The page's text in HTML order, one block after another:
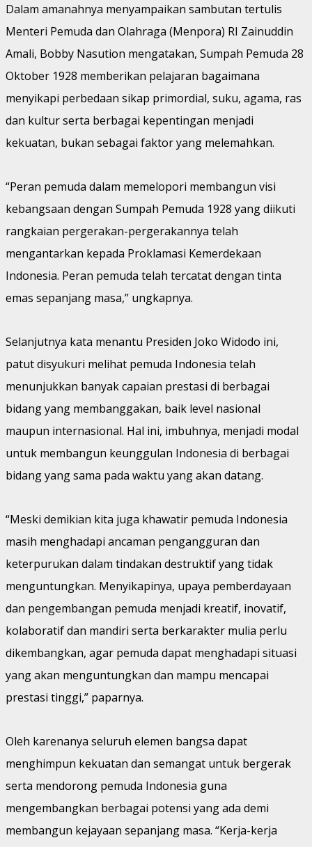
Dalam amanahnya menyampaikan sambutan tertulis
Menteri Pemuda dan Olahraga (Menpora) RI Zainuddin
Amali, Bobby Nasution mengatakan, Sumpah Pemuda 28
Oktober 1928 memberikan pelajaran bagaimana
menyikapi perbedaan sikap primordial, suku, agama, ras
dan kultur serta berbagai kepentingan menjadi
kekuatan, bukan sebagai faktor yang melemahkan.
“Peran pemuda dalam memelopori membangun visi
kebangsaan dengan Sumpah Pemuda 1928 yang diikuti
rangkaian pergerakan-pergerakannya telah
mengantarkan kepada Proklamasi Kemerdekaan
Indonesia. Peran pemuda telah tercatat dengan tinta
emas sepanjang masa,” ungkapnya.
Selanjutnya kata menantu Presiden Joko Widodo ini,
patut disyukuri melihat pemuda Indonesia telah
menunjukkan banyak capaian prestasi di berbagai
bidang yang membanggakan, baik level nasional
maupun internasional. Hal ini, imbuhnya, menjadi modal
untuk membangun keunggulan Indonesia di berbagai
bidang yang sama pada waktu yang akan datang.
“Meski demikian kita juga khawatir pemuda Indonesia
masih menghadapi ancaman pengangguran dan
keterpurukan dalam tindakan destruktif yang tidak
menguntungkan. Menyikapinya, upaya pemberdayaan
dan pengembangan pemuda menjadi kreatif, inovatif,
kolaboratif dan mandiri serta berkarakter mulia perlu
dikembangkan, agar pemuda dapat menghadapi situasi
yang akan menguntungkan dan mampu mencapai
prestasi tinggi,” paparnya.
Oleh karenanya seluruh elemen bangsa dapat
menghimpun kekuatan dan semangat untuk bergerak
serta mendorong pemuda Indonesia guna
mengembangkan berbagai potensi yang ada demi
membangun kejayaan sepanjang masa. “Kerja-kerja